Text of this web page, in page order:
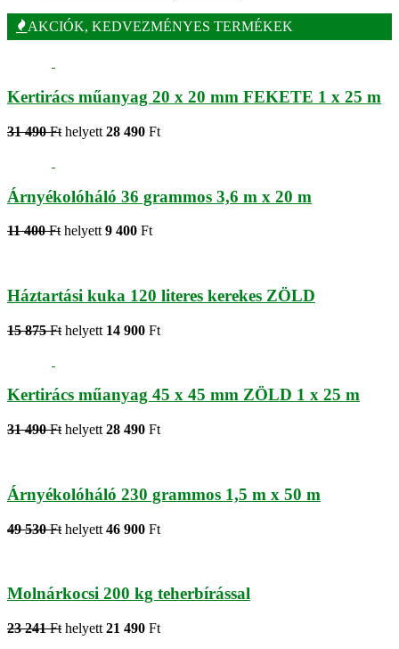
AKCIÓK, KEDVEZMÉNYES TERMÉKEK
Kertirács műanyag 20 x 20 mm FEKETE 1 x 25 m
31 490 Ft helyett 28 490 Ft
Árnyékolóháló 36 grammos 3,6 m x 20 m
11 400 Ft helyett 9 400 Ft
Háztartási kuka 120 literes kerekes ZÖLD
15 875 Ft helyett 14 900 Ft
Kertirács műanyag 45 x 45 mm ZÖLD 1 x 25 m
31 490 Ft helyett 28 490 Ft
Árnyékolóháló 230 grammos 1,5 m x 50 m
49 530 Ft helyett 46 900 Ft
Molnárkocsi 200 kg teherbírással
23 241 Ft helyett 21 490 Ft